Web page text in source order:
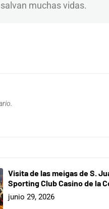
muchas vidas.
Visita de las meigas de S.
Sporting Club Casino de la
junio 29, 2026